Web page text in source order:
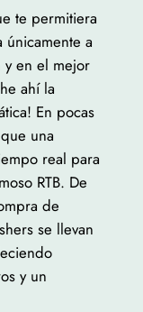
te permitiera
a
y en el mejor
ahí la
En pocas
una
real para
RTB. De
de
se llevan
y un